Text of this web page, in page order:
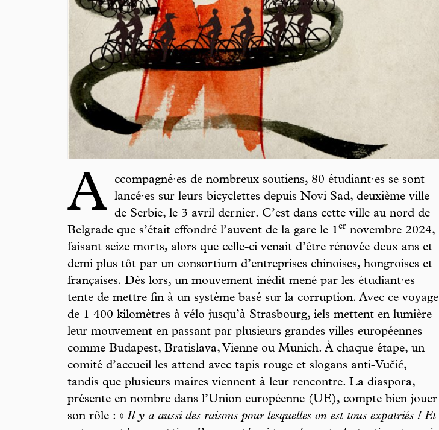
A
ccompagné·es de nombreux soutiens, 80 étudiant·es se sont
lancé·es sur leurs bicyclettes depuis Novi Sad, deuxième ville
de Serbie, le 3 avril dernier. C’est dans cette ville au nord de
Belgrade que s’était effondré l’auvent de la gare le 1er novembre 2024,
faisant seize morts, alors que celle-ci venait d’être rénovée deux ans et
demi plus tôt par un consortium d’entreprises chinoises, hongroises et
françaises. Dès lors, un mouvement inédit mené par les étudiant·es
tente de mettre fin à un système basé sur la corruption. Avec ce voyage
de 1 400 kilomètres à vélo jusqu’à Strasbourg, iels mettent en lumière
leur mouvement en passant par plusieurs grandes villes européennes
comme Budapest, Bratislava, Vienne ou Munich. À chaque étape, un
comité d’accueil les attend avec tapis rouge et slogans anti-Vučić,
tandis que plusieurs maires viennent à leur rencontre. La diaspora,
présente en nombre dans l’Union européenne (UE), compte bien jouer
son rôle : « Il y a aussi des raisons pour lesquelles on est tous expatriés ! Et